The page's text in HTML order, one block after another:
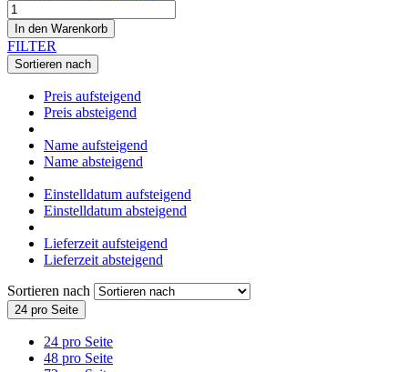
In den Warenkorb
FILTER
Sortieren nach
Preis aufsteigend
Preis absteigend
Name aufsteigend
Name absteigend
Einstelldatum aufsteigend
Einstelldatum absteigend
Lieferzeit aufsteigend
Lieferzeit absteigend
Sortieren nach
24 pro Seite
24 pro Seite
48 pro Seite